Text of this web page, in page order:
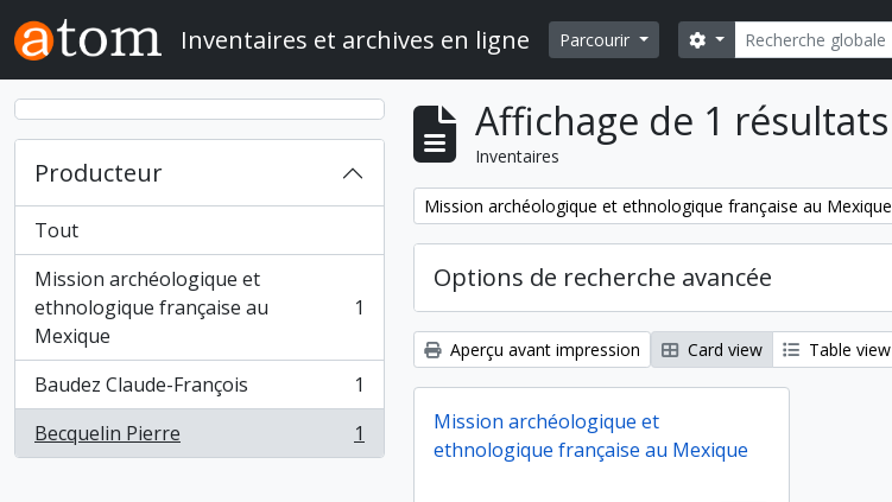
Skip to main content
Inventaires et archives en ligne Parcourir Rechercher
Search options
Producteur
Tout
Mission archéologique et
ethnologique française au
Mexique
, 1 résultats 1
Baudez Claude-François
, 1 résultats
1
Becquelin Pierre
, 1 résultats 1
Affichage de 1 résultats
Inventaires
Remove filter:
Mission archéologique et ethnologique française au Mexique
Options de recherche avancée
Aperçu avant impression Card view Table view
Mission archéologique et
ethnologique française au Mexique